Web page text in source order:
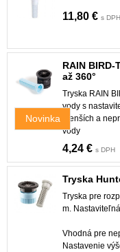
11,80 € s DPH
Novinka
RAIN BIRD-
až 360°
Tryska RAIN
vody s
menších a
vody
4,24 € s DPH
Tryska
Tryska pre
m.
Vhodná pre
Nastavenie